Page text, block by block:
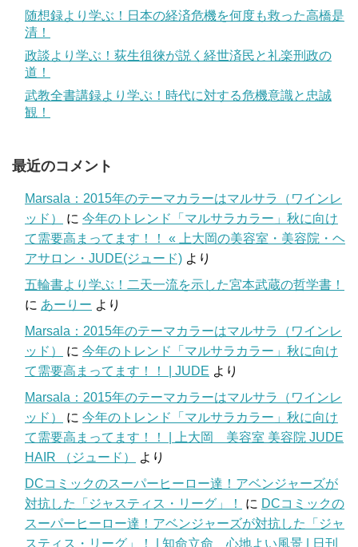
随想録より学ぶ！日本の経済危機を何度も救った高橋是
清！
政談より学ぶ！荻生徂徠が説く経世済民と礼楽刑政の
道！
武教全書講録より学ぶ！時代に対する危機意識と忠誠
観！
最近のコメント
Marsala：2015年のテーマカラーはマルサラ（ワインレ
ッド）
に 今年のトレンド「マルサラカラー」秋に向け
て需要高まってます！！ « 上大岡の美容室・美容院・ヘ
アサロン・JUDE(ジュード) より
五輪書より学ぶ！二天一流を示した宮本武蔵の哲学書！
に あーりー より
Marsala：2015年のテーマカラーはマルサラ（ワインレ
ッド）
に 今年のトレンド「マルサラカラー」秋に向け
て需要高まってます！！ | JUDE より
Marsala：2015年のテーマカラーはマルサラ（ワインレ
ッド）
に 今年のトレンド「マルサラカラー」秋に向け
て需要高まってます！！ | 上大岡 美容室 美容院 JUDE
HAIR （ジュード）
より
DCコミックのスーパーヒーロー達！アベンジャーズが
対抗した「ジャスティス・リーグ」！
に DCコミックの
スーパーヒーロー達！アベンジャーズが対抗した「ジャ
スティス・リーグ」！ | 知命立命 心地よい風景 | 日刊